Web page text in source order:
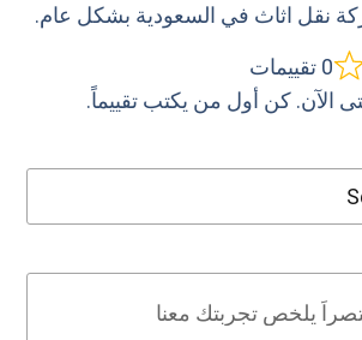
نقل اثاث في السعودية بشكل عام.
0 تقييمات
الآن. كن أول من يكتب تقييماً.